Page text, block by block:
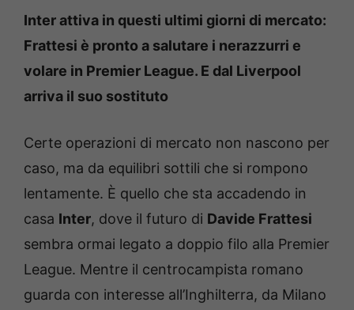
Inter attiva in questi ultimi giorni di mercato:
Frattesi è pronto a salutare i nerazzurri e
volare in Premier League. E dal Liverpool
arriva il suo sostituto
Certe operazioni di mercato non nascono per
caso, ma da equilibri sottili che si rompono
lentamente. È quello che sta accadendo in
casa Inter, dove il futuro di Davide Frattesi
sembra ormai legato a doppio filo alla Premier
League. Mentre il centrocampista romano
guarda con interesse all’Inghilterra, da Milano